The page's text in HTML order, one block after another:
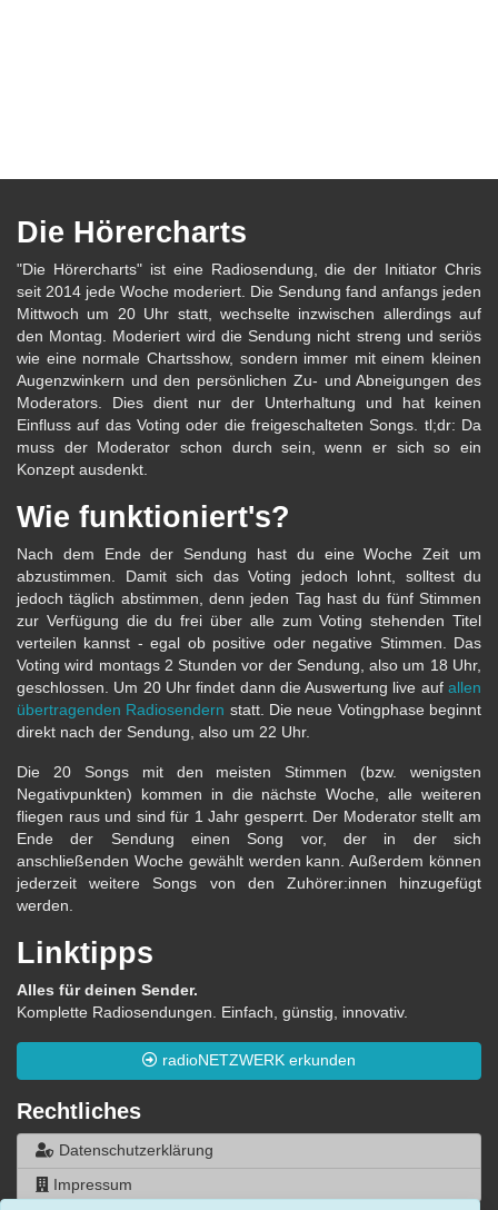
Die Hörercharts
"Die Hörercharts" ist eine Radiosendung, die der Initiator Chris
seit 2014 jede Woche moderiert. Die Sendung fand anfangs jeden
Mittwoch um 20 Uhr statt, wechselte inzwischen allerdings auf
den Montag. Moderiert wird die Sendung nicht streng und seriös
wie eine normale Chartsshow, sondern immer mit einem kleinen
Augenzwinkern und den persönlichen Zu- und Abneigungen des
Moderators. Dies dient nur der Unterhaltung und hat keinen
Einfluss auf das Voting oder die freigeschalteten Songs. tl;dr: Da
muss der Moderator schon durch sein, wenn er sich so ein
Konzept ausdenkt.
Wie funktioniert's?
Nach dem Ende der Sendung hast du eine Woche Zeit um
abzustimmen. Damit sich das Voting jedoch lohnt, solltest du
jedoch täglich abstimmen, denn jeden Tag hast du fünf Stimmen
zur Verfügung die du frei über alle zum Voting stehenden Titel
verteilen kannst - egal ob positive oder negative Stimmen. Das
Voting wird montags 2 Stunden vor der Sendung, also um 18 Uhr,
geschlossen. Um 20 Uhr findet dann die Auswertung live auf allen
übertragenden Radiosendern statt. Die neue Votingphase beginnt
direkt nach der Sendung, also um 22 Uhr.
Die 20 Songs mit den meisten Stimmen (bzw. wenigsten
Negativpunkten) kommen in die nächste Woche, alle weiteren
fliegen raus und sind für 1 Jahr gesperrt. Der Moderator stellt am
Ende der Sendung einen Song vor, der in der sich
anschließenden Woche gewählt werden kann. Außerdem können
jederzeit weitere Songs von den Zuhörer:innen hinzugefügt
werden.
Linktipps
Alles für deinen Sender.
Komplette Radiosendungen. Einfach, günstig, innovativ.
radioNETZWERK erkunden
Rechtliches
Datenschutzerklärung
Impressum